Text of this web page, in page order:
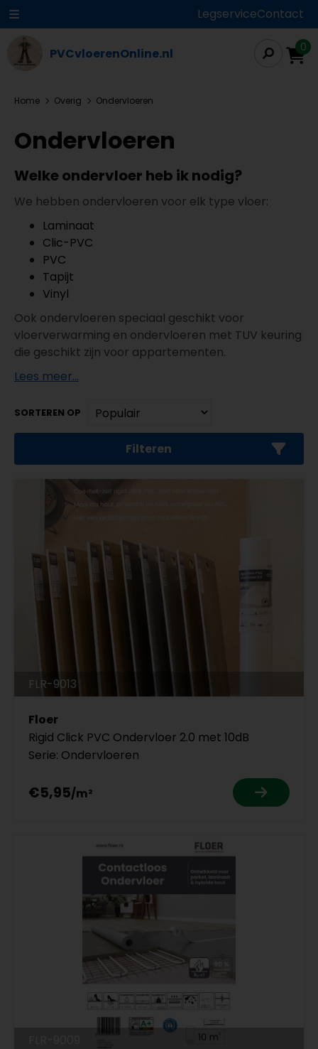
LegserviceContact
PVCvloerenOnline.nl 0
Home Overig Ondervloeren
Ondervloeren
Welke ondervloer heb ik nodig?
We hebben ondervloeren voor elk type vloer:
Laminaat
Clic-PVC
PVC
Tapijt
Vinyl
Ook ondervloeren speciaal geschikt voor
vloerverwarming en ondervloeren met TUV keuring
die geschikt zijn voor appartementen.
Lees meer...
SORTEREN OP
Filteren
FLR-9013
Floer
Rigid Click PVC Ondervloer 2.0 met 10dB
Serie: Ondervloeren
€5,95